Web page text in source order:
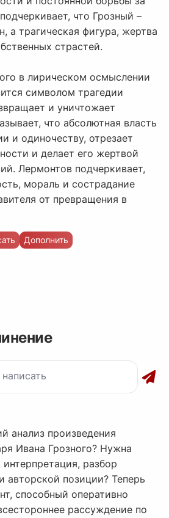
что Грозный –
а трагическая фигура, жертва
страстей.
в лирическом осмыслении
символом трагедии
и уничтожает
что абсолютная власть
и одиночеству, отрезает
и делает его жертвой
Лермонтов подчеркивает,
мораль и сострадание
от превращения в
Дополнить
анализ произведения
Ивана Грозного? Нужна
разбор
авторской позиции? Теперь
способный оперативно
рассуждение по